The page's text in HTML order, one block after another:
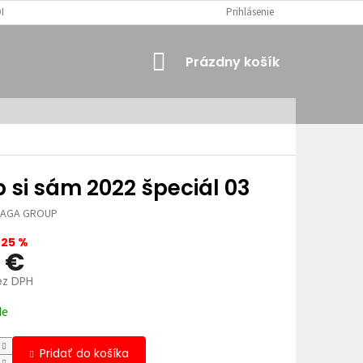
Prihlásenie
NÁKUPNÝ
Prázdny košík
si sám 2022 špeciál 03
GROUP
%
€
DPH
Pridať do košíka